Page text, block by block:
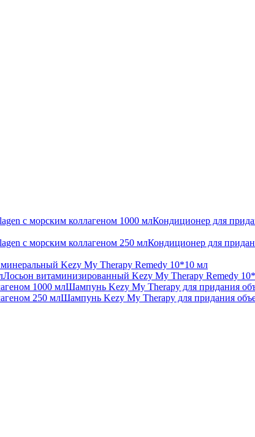
Кондиционер для
Кондиционер для
Kezy My Therapy Remedy 10*10 мл
Лосьон витаминизированный Kezy My Therapy Remedy
Шампунь Kezy My Therapy для придания
Шампунь Kezy My Therapy для придания